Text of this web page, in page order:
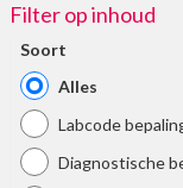
Filter op inhoud
Soort
Alles
Labcode
Diagnostische